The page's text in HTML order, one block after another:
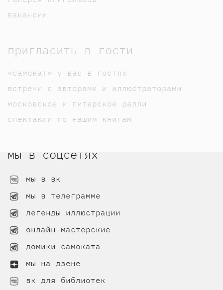
вакансии
пригласить в гости
«самокат» у вас в гостях
встречи с авторами и иллюстраторами
московское и питерское ралли
спектакли по нашим книгам
мы в соцсетях
мы в вк
мы в телеграмме
легенды иллюстрации
онлайн-мастерские
домики самоката
мы на дзене
вк для библиотек